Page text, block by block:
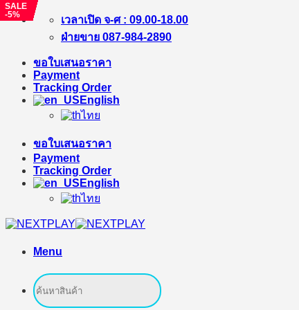
Skip
เวลาเปิด จ-ศ : 09.00-18.00
ฝ่ายขาย 087-984-2890
ขอใบเสนอราคา
Payment
Tracking Order
English
ไทย
ขอใบเสนอราคา
Payment
Tracking Order
English
ไทย
Menu
Search
for:
SALE
-21%
SALE
-23%
SALE
-1%
SALE
-22%
SALE
-11%
SALE
-6%
SALE
-5%
SALE
-2%
SALE
-14%
SALE
-23%
SALE
-11%
SALE
-14%
SALE
-20%
SALE
-23%
SALE
-6%
SALE
-3%
SALE
-5%